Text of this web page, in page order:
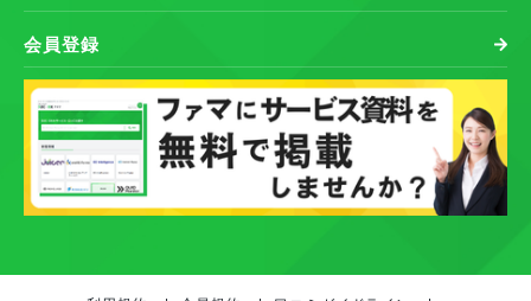
会員登録